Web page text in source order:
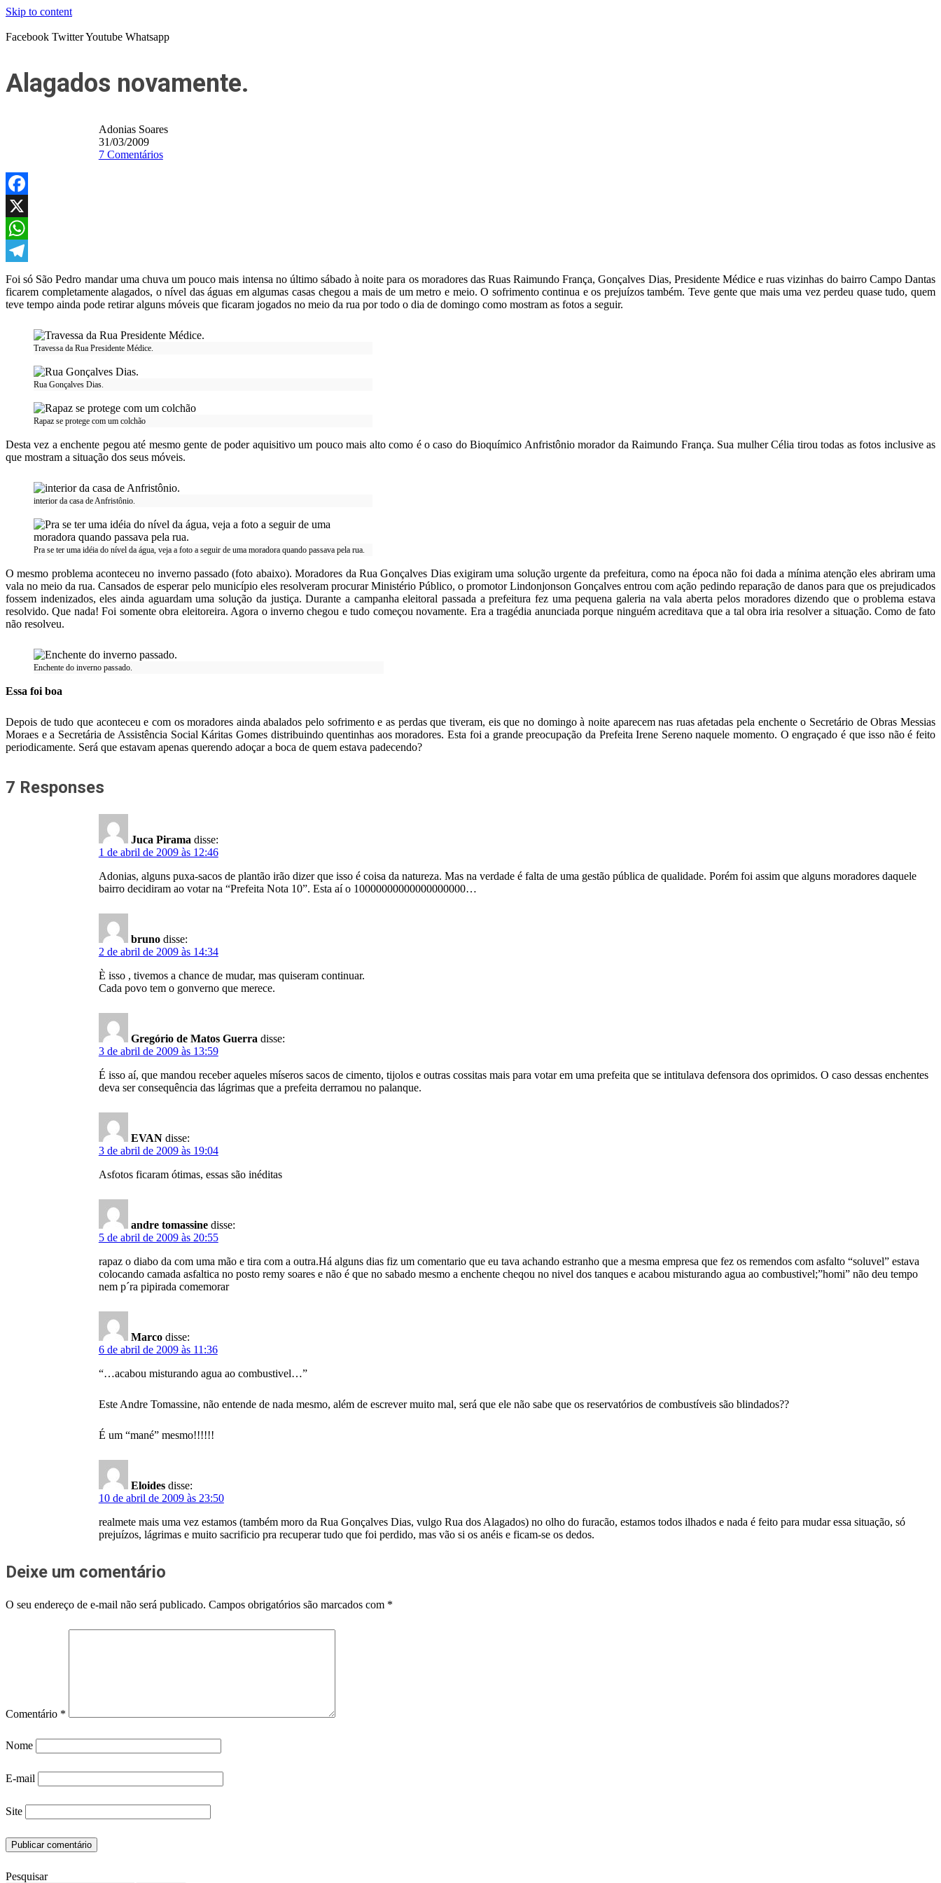
Skip to content
Facebook TwitterYoutube Whatsapp
Alagados novamente.
Adonias Soares
31/03/2009
7 Comentários
Facebook
X
WhatsApp
Telegram
Foi só São Pedro mandar uma chuva um pouco mais intensa no último sábado à noite para os moradores das Ruas Raimundo França, Gonçalves Dias, Presidente Médice e ruas vizinhas do bairro Campo Dantas
ficarem completamente alagados, o nível das águas em algumas casas chegou a mais de um metro e meio. O sofrimento continua e os prejuízos também. Teve gente que mais uma vez perdeu quase tudo, quem
teve tempo ainda pode retirar alguns móveis que ficaram jogados no meio da rua por todo o dia de domingo como mostram as fotos a seguir.
Travessa da Rua Presidente Médice.
Rua Gonçalves Dias.
Rapaz se protege com um colchão
Desta vez a enchente pegou até mesmo gente de poder aquisitivo um pouco mais alto como é o caso do Bioquímico Anfristônio morador da Raimundo França. Sua mulher Célia tirou todas as fotos inclusive as
que mostram a situação dos seus móveis.
interior da casa de Anfristônio.
Pra se ter uma idéia do nível da água, veja a foto a seguir de uma moradora quando passava pela rua.
O mesmo problema aconteceu no inverno passado (foto abaixo). Moradores da Rua Gonçalves Dias exigiram uma solução urgente da prefeitura, como na época não foi dada a mínima atenção eles abriram uma
vala no meio da rua. Cansados de esperar pelo município eles resolveram procurar Ministério Público, o promotor Lindonjonson Gonçalves entrou com ação pedindo reparação de danos para que os prejudicados
fossem indenizados, eles ainda aguardam uma solução da justiça. Durante a campanha eleitoral passada a prefeitura fez uma pequena galeria na vala aberta pelos moradores dizendo que o problema estava
resolvido. Que nada! Foi somente obra eleitoreira. Agora o inverno chegou e tudo começou novamente. Era a tragédia anunciada porque ninguém acreditava que a tal obra iria resolver a situação. Como de fato
não resolveu.
Enchente do inverno passado.
Essa foi boa
Depois de tudo que aconteceu e com os moradores ainda abalados pelo sofrimento e as perdas que tiveram, eis que no domingo à noite aparecem nas ruas afetadas pela enchente o Secretário de Obras Messias
Moraes e a Secretária de Assistência Social Káritas Gomes distribuindo quentinhas aos moradores. Esta foi a grande preocupação da Prefeita Irene Sereno naquele momento. O engraçado é que isso não é feito
periodicamente. Será que estavam apenas querendo adoçar a boca de quem estava padecendo?
7 Responses
Juca Pirama disse:
1 de abril de 2009 às 12:46
Adonias, alguns puxa-sacos de plantão irão dizer que isso é coisa da natureza. Mas na verdade é falta de uma gestão pública de qualidade. Porém foi assim que alguns moradores daquele
bairro decidiram ao votar na “Prefeita Nota 10”. Esta aí o 10000000000000000000…
bruno disse:
2 de abril de 2009 às 14:34
È isso , tivemos a chance de mudar, mas quiseram continuar.
Cada povo tem o gonverno que merece.
Gregório de Matos Guerra disse:
3 de abril de 2009 às 13:59
É isso aí, que mandou receber aqueles míseros sacos de cimento, tijolos e outras cossitas mais para votar em uma prefeita que se intitulava defensora dos oprimidos. O caso dessas enchentes
deva ser consequência das lágrimas que a prefeita derramou no palanque.
EVAN disse:
3 de abril de 2009 às 19:04
Asfotos ficaram ótimas, essas são inéditas
andre tomassine disse:
5 de abril de 2009 às 20:55
rapaz o diabo da com uma mão e tira com a outra.Há alguns dias fiz um comentario que eu tava achando estranho que a mesma empresa que fez os remendos com asfalto “soluvel” estava
colocando camada asfaltica no posto remy soares e não é que no sabado mesmo a enchente cheqou no nivel dos tanques e acabou misturando agua ao combustivel;”homi” não deu tempo
nem p´ra pipirada comemorar
Marco disse:
6 de abril de 2009 às 11:36
“…acabou misturando agua ao combustivel…”
Este Andre Tomassine, não entende de nada mesmo, além de escrever muito mal, será que ele não sabe que os reservatórios de combustíveis são blindados??
É um “mané” mesmo!!!!!!
Eloides disse:
10 de abril de 2009 às 23:50
realmete mais uma vez estamos (também moro da Rua Gonçalves Dias, vulgo Rua dos Alagados) no olho do furacão, estamos todos ilhados e nada é feito para mudar essa situação, só
prejuízos, lágrimas e muito sacrificio pra recuperar tudo que foi perdido, mas vão si os anéis e ficam-se os dedos.
Deixe um comentário
O seu endereço de e-mail não será publicado. Campos obrigatórios são marcados com *
Comentário *
Nome
E-mail
Site
Pesquisar